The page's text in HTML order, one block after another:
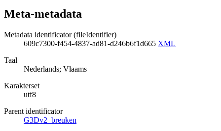
Meta-metadata
Metadata identificator (fileIdentifier)
609c7300-f454-4837-ad81-d246b6f1d665 XML
Taal
Nederlands; Vlaams
Karakterset
utf8
Parent identificator
G3Dv2_breuken